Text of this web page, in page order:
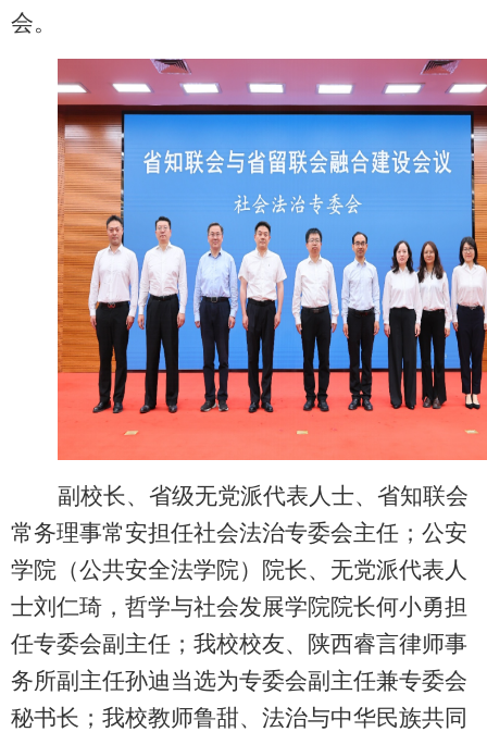
会。
副校长、省级无党派代表人士、省知联会
常务理事常安担任社会法治专委会主任；公安
学院（公共安全法学院）院长、无党派代表人
士刘仁琦，哲学与社会发展学院院长何小勇担
任专委会副主任；我校校友、陕西睿言律师事
务所副主任孙迪当选为专委会副主任兼专委会
秘书长；我校教师鲁甜、法治与中华民族共同